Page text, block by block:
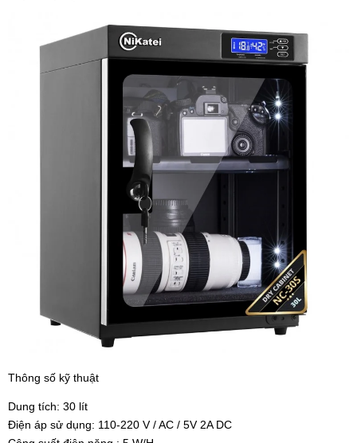
Thông số kỹ thuật
Dung tích: 30 lít
Điện áp sử dụng: 110-220 V / AC / 5V 2A DC